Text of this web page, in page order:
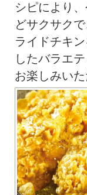
シピにより
どサクサク
ライドチキ
したバラエ
お楽しみいた